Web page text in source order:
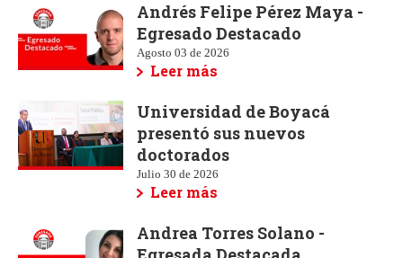
Andrés Felipe Pérez Maya -
Egresado Destacado
Agosto 03 de 2026
Leer más
Universidad de Boyacá
presentó sus nuevos
doctorados
Julio 30 de 2026
Leer más
Andrea Torres Solano -